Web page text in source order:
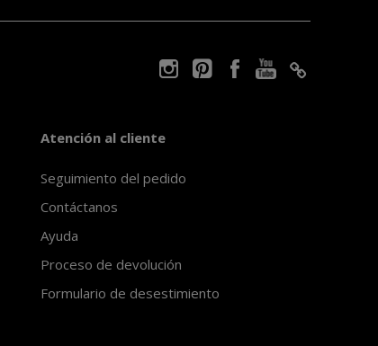
Atención al cliente
Seguimiento del pedido
Contáctanos
Ayuda
Proceso de devolución
Formulario de desestimiento